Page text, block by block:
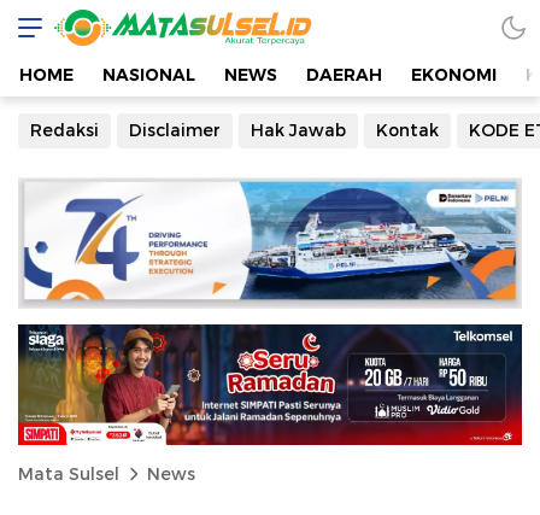
HOME NASIONAL NEWS DAERAH EKONOMI
Redaksi Disclaimer Hak Jawab Kontak KODE
Mata Sulsel News